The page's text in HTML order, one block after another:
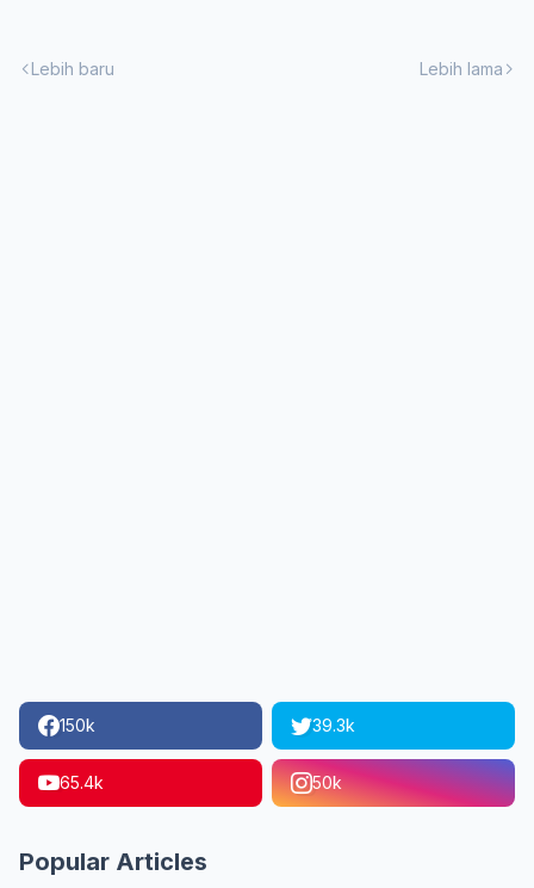
Lebih baru Lebih lama
150k 39.3k
65.4k 50k
Popular Articles